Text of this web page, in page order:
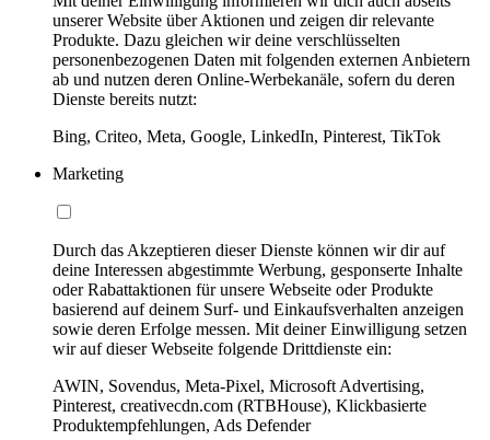
unserer Website über Aktionen und zeigen dir relevante
Produkte. Dazu gleichen wir deine verschlüsselten
personenbezogenen Daten mit folgenden externen Anbietern
ab und nutzen deren Online-Werbekanäle, sofern du deren
Dienste bereits nutzt:
Bing, Criteo, Meta, Google, LinkedIn, Pinterest, TikTok
Marketing
Durch das Akzeptieren dieser Dienste können wir dir auf
deine Interessen abgestimmte Werbung, gesponserte Inhalte
oder Rabattaktionen für unsere Webseite oder Produkte
basierend auf deinem Surf- und Einkaufsverhalten anzeigen
sowie deren Erfolge messen. Mit deiner Einwilligung setzen
wir auf dieser Webseite folgende Drittdienste ein:
AWIN, Sovendus, Meta-Pixel, Microsoft Advertising,
Pinterest, creativecdn.com (RTBHouse), Klickbasierte
Produktempfehlungen, Ads Defender